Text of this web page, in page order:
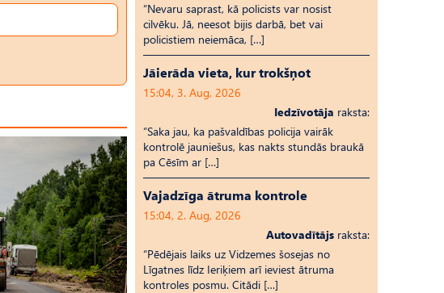
“Nevaru saprast, kā policists var nosist
cilvēku. Jā, neesot bijis darbā, bet vai
policistiem neiemāca, […]
Jāierāda vieta, kur trokšņot
15:04, 3. Aug, 2026
Iedzīvotāja raksta:
“Saka jau, ka pašvaldības policija vairāk
kontrolē jauniešus, kas nakts stundās braukā
pa Cēsīm ar […]
Vajadzīga ātruma kontrole
15:04, 2. Aug, 2026
Autovadītājs raksta:
“Pēdējais laiks uz Vid­ze­mes šosejas no
Līgatnes līdz Ieriķiem arī ieviest ātruma
kontroles posmu. Citādi […]